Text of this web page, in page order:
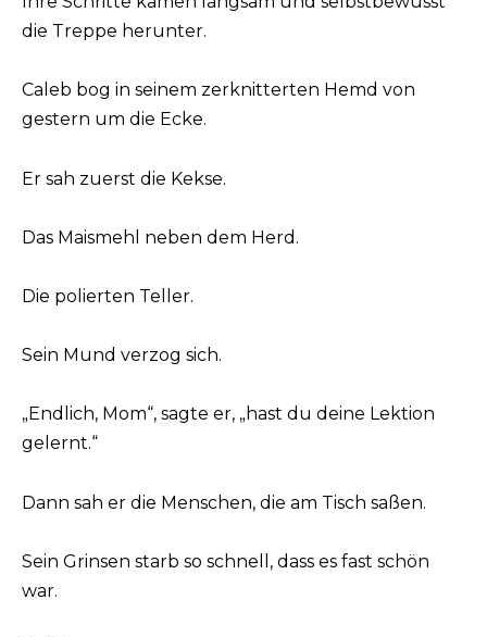
die Treppe herunter.
Caleb bog in seinem zerknitterten Hemd von
gestern um die Ecke.
Er sah zuerst die Kekse.
Das Maismehl neben dem Herd.
Die polierten Teller.
Sein Mund verzog sich.
„Endlich, Mom“, sagte er, „hast du deine Lektion
gelernt.“
Dann sah er die Menschen, die am Tisch saßen.
Sein Grinsen starb so schnell, dass es fast schön
war.